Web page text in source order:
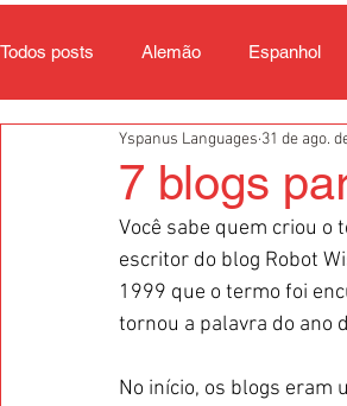
Todos posts Alemão Espanhol
7 blogs
Yspanus Languages 31 de ago.
Você sabe quem criou o
escritor do blog Robot
1999 que o termo foi
tornou a palavra do ano
No início, os blogs eram